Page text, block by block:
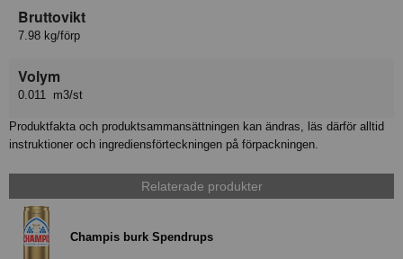
Bruttovikt
7.98 kg/förp
Volym
0.011 m3/st
Produktfakta och produktsammansättningen kan ändras, läs därför alltid
instruktioner och ingrediensförteckningen på förpackningen.
Relaterade produkter
Champis burk Spendrups